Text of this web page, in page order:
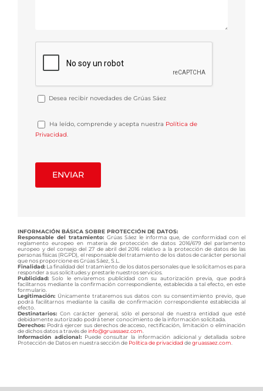
Desea recibir novedades de Grúas Sáez
Ha leído, comprende y acepta nuestra Política de
Privacidad.
INFORMACIÓN BÁSICA SOBRE PROTECCIÓN DE DATOS:
Responsable del tratamiento: Grúas Sáez le informa que, de conformidad con el
reglamento europeo en materia de protección de datos 2016/679 del parlamento
europeo y del consejo del 27 de abril del 2016 relativo a la protección de datos de las
personas físicas (RGPD), el responsable del tratamiento de los datos de carácter personal
que nos proporcione es Grúas Sáez, S.L.
Finalidad: La finalidad del tratamiento de los datos personales que le solicitamos es para
responder a sus solicitudes y prestarle nuestros servicios.
Publicidad: Solo le enviaremos publicidad con su autorización previa, que podrá
facilitarnos mediante la confirmación correspondiente, establecida a tal efecto, en este
formulario.
Legitimación: Únicamente trataremos sus datos con su consentimiento previo, que
podrá facilitarnos mediante la casilla de confirmación correspondiente establecida al
efecto.
Destinatarios: Con carácter general, sólo el personal de nuestra entidad que esté
debidamente autorizado podrá tener conocimiento de la información solicitada.
Derechos: Podrá ejercer sus derechos de acceso, rectificación, limitación o eliminación
de dichos datos a través deinfo@gruassaez.com
Información adicional:Puede consultar la información adicional y detallada sobre
Protección de Datos en nuestra sección de Política de privacidaddegruassaez.com